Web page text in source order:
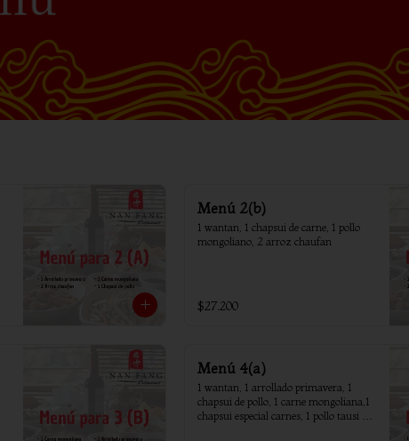
Menú 2(b)
1 wantan, 1 chapsui de carne, 1 pollo
mongoliano, 2 arroz chaufan
$27.200
Menú 4(a)
1 wantan, 1 arrollado primavera, 1
chapsui de pollo, 1 carne mongoliana,1
chapsui especial carnes, 1 pollo tausi 4